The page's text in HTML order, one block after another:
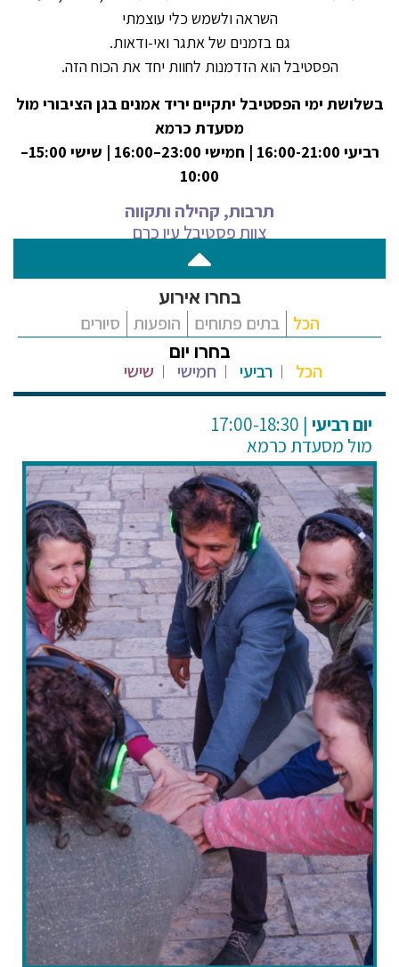
השראה ולשמש כלי עוצמתי
גם בזמנים של אתגר ואי-ודאות.
הפסטיבל הוא הזדמנות לחוות יחד את הכוח הזה.
בשלושת ימי הפסטיבל יתקיים יריד אמנים בגן הציבורי מול
מסעדת כרמא
רביעי 16:00-21:00 | חמישי 23:00–16:00 | שישי 15:00–
10:00
תרבות, קהילה ותקווה
צוות פסטיבל עין כרם
בתים פתוחים הופעות סיורים הכל
חמישי רביעי שישי הכל
רביעי | 17:00-18:30
מול מסעדת כרמא